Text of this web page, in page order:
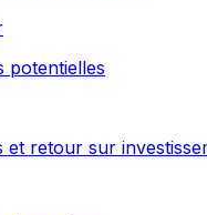
potentielles
et retour sur